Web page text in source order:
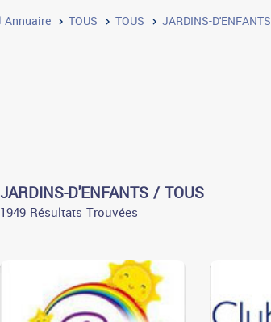
Annuaire TOUS TOUS JARDINS-D'ENFANTS
JARDINS-D'ENFANTS / TOUS
1949 Résultats Trouvées